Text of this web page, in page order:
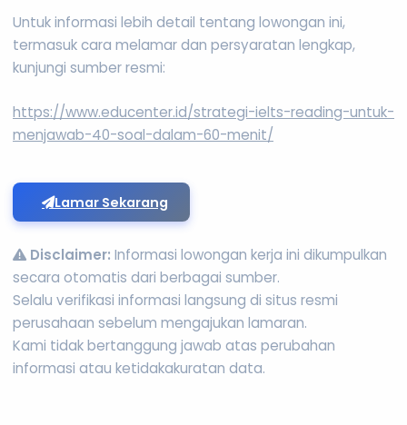
Untuk informasi lebih detail tentang lowongan ini,
termasuk cara melamar dan persyaratan lengkap,
kunjungi sumber resmi:
https://www.educenter.id/strategi-ielts-reading-untuk-
menjawab-40-soal-dalam-60-menit/
Lamar Sekarang
Disclaimer: Informasi lowongan kerja ini dikumpulkan
secara otomatis dari berbagai sumber.
Selalu verifikasi informasi langsung di situs resmi
perusahaan sebelum mengajukan lamaran.
Kami tidak bertanggung jawab atas perubahan
informasi atau ketidakakuratan data.